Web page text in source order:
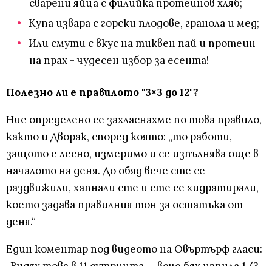
сварени яйца с филийка протеинов хляб;
Купа извара с горски плодове, гранола и мед;
Или смути с вкус на тиквен пай и протеин
на прах - чудесен избор за есента!
Полезно ли е правилото "3×3 до 12"?
Ние определено се захласнахме по това правило,
както и Дворак, според която: „то работи,
защото е лесно, измеримо и се изпълнява още в
началото на деня. До обяд вече сте се
раздвижили, хапнали сте и сте се хидратирали,
което задава правилния тон за остатъка от
деня.“
Един коментар под видеото на Овъртърф гласи: